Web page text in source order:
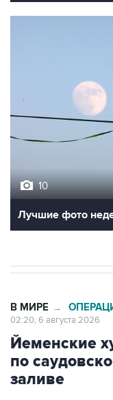
10
Лучшие фото
В МИРЕ →
02:20, 6 августа 2026
Йеменские
по
заливе